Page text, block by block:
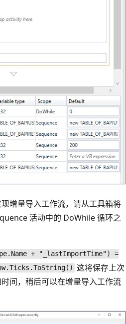
增量导入工作流，请从工具箱将
活动中的 DoWhile 循环之
+ "_lastImportTime") =
这将保存上次
间，稍后可以在增量导入工作流